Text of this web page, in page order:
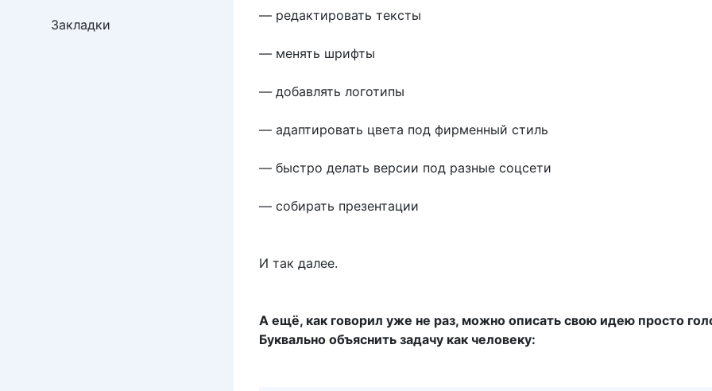
— редактировать тексты
— менять шрифты
— добавлять логотипы
— адаптировать цвета под фирменный стиль
— быстро делать версии под разные соцсети
— собирать презентации
И так далее.
А ещё, как говорил уже не раз, можно описать свою идею просто
Буквально объяснить задачу как человеку:
Закладки